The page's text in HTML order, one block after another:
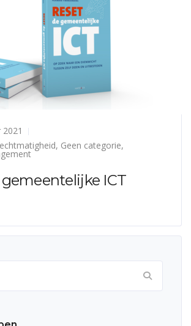
, Geen categorie,
gemeentelijke ICT